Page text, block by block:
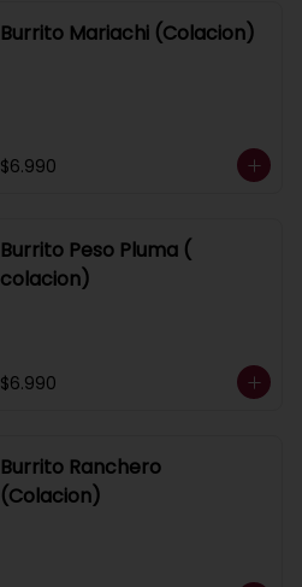
Burrito Mariachi (Colacion)
$6.990
Burrito Peso Pluma (
colacion)
$6.990
Burrito Ranchero
(Colacion)